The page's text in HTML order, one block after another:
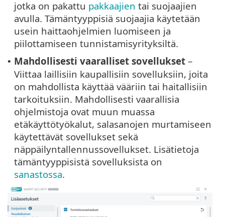
jotka on pakattu pakkaajien tai suojaajien
avulla. Tämäntyyppisiä suojaajia käytetään
usein haittaohjelmien luomiseen ja
piilottamiseen tunnistamisyrityksiltä.
• Mahdollisesti vaaralliset sovellukset –
Viittaa laillisiin kaupallisiin sovelluksiin, joita
on mahdollista käyttää vääriin tai haitallisiin
tarkoituksiin. Mahdollisesti vaarallisia
ohjelmistoja ovat muun muassa
etäkäyttötyökalut, salasanojen murtamiseen
käytettävät sovellukset sekä
näppäilyntallennussovellukset. Lisätietoja
tämäntyyppisistä sovelluksista on
sanastossa.